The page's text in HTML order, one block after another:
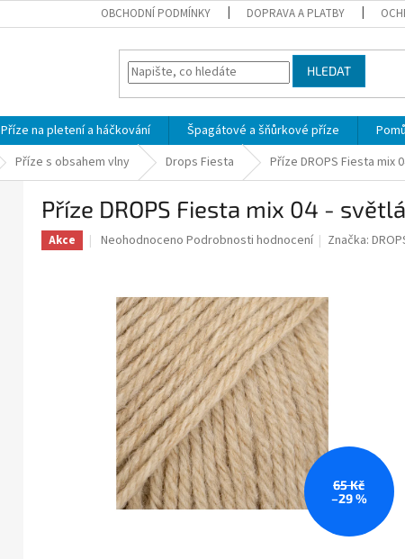
OBCHODNÍ PODMÍNKY DOPRAVA A PLATBY
HLEDAT
Příze na pletení a háčkování Špagátové a šňůrkové příze
Příze s obsahem vlny Drops Fiesta Příze DROPS Fiesta mix
Příze DROPS Fiesta mix 04 -
Akce
Průměrné
hvězdiček.
Neohodnoceno Podrobnosti hodnocení Značka:
65 Kč
–29 %